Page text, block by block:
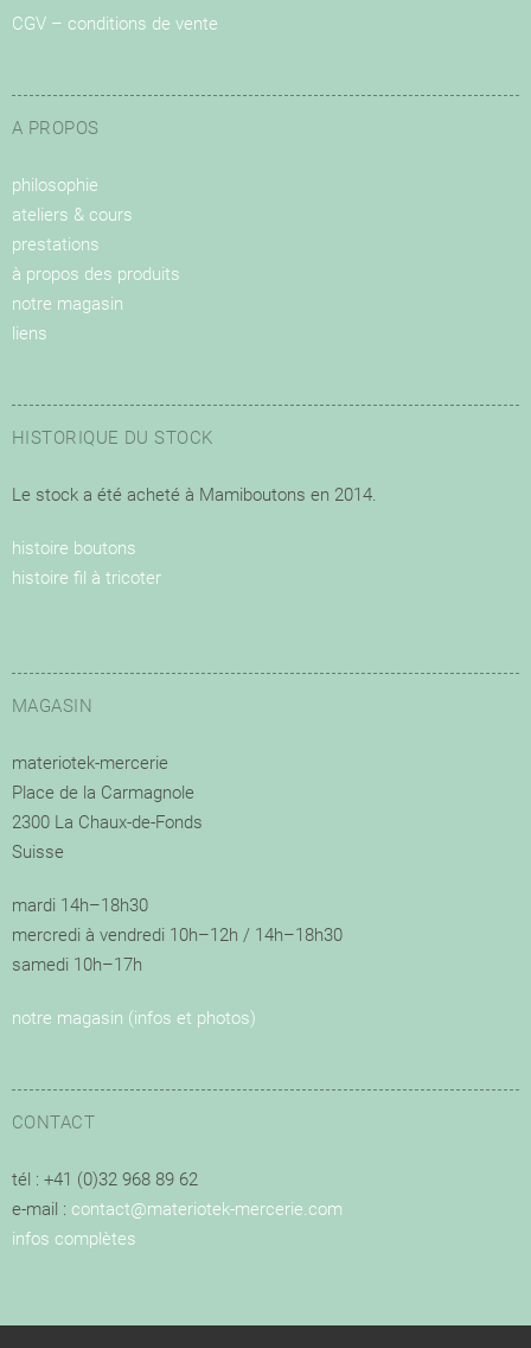
CGV – conditions de vente
A PROPOS
philosophie
ateliers & cours
prestations
à propos des produits
notre magasin
liens
HISTORIQUE DU STOCK
Le stock a été acheté à Mamiboutons en 2014.
histoire boutons
histoire fil à tricoter
MAGASIN
materiotek-mercerie
Place de la Carmagnole
2300 La Chaux-de-Fonds
Suisse
mardi 14h–18h30
mercredi à vendredi 10h–12h / 14h–18h30
samedi 10h–17h
notre magasin (infos et photos)
CONTACT
tél : +41 (0)32 968 89 62
e-mail : contact@materiotek-mercerie.com
infos complètes